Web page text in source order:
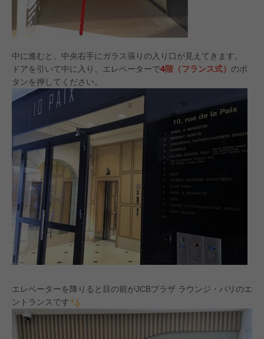
中に進むと、中央右手にガラス張りの入り口が見えてきます。
ドアを引いて中に入り、エレベーターで4階（フランス式） のボ
タンを押してください。
エレベーターを降りると目の前がJCBプラザ ラウンジ・パリのエ
ントランスです